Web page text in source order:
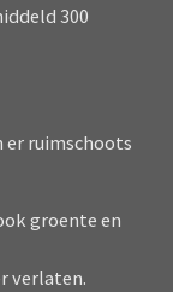
300
er ruimschoots
groente en
verlaten.